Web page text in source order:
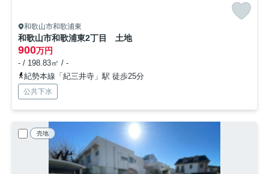
和歌山市和歌浦東
和歌山市和歌浦東2丁目 土地
900万円
- / 198.83㎡ / -
紀勢本線「紀三井寺」駅 徒歩25分
公共下水
売地